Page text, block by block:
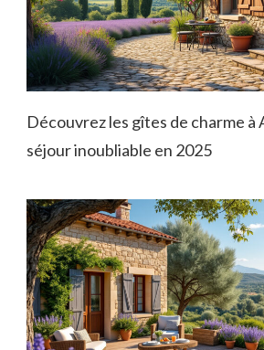
Découvrez les gîtes de charme à
séjour inoubliable en 2025